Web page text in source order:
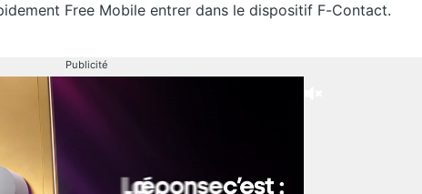
Free Mobile entrer dans le dispositif F-Contact.
Publicité